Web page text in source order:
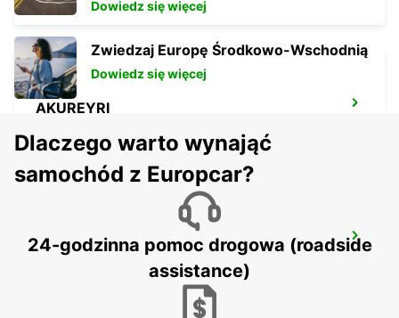
AKUREYRI
SAUDARKROKUR
SAUDARKROKUR - ICELAND
Dowiedz się więcej
Zwiedzaj Europę Środkowo-Wschodnią
Dowiedz się więcej
Dlaczego warto wynająć
samochód z Europcar?
24-godzinna pomoc drogowa (roadside
assistance)